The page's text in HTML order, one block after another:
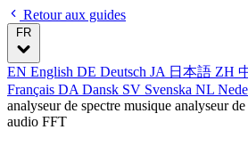
Retour aux guides
FR
EN English DE Deutsch JA 日本語 ZH
Français DA Dansk SV Svenska NL
analyseur de spectre musique analyseur
audio FFT